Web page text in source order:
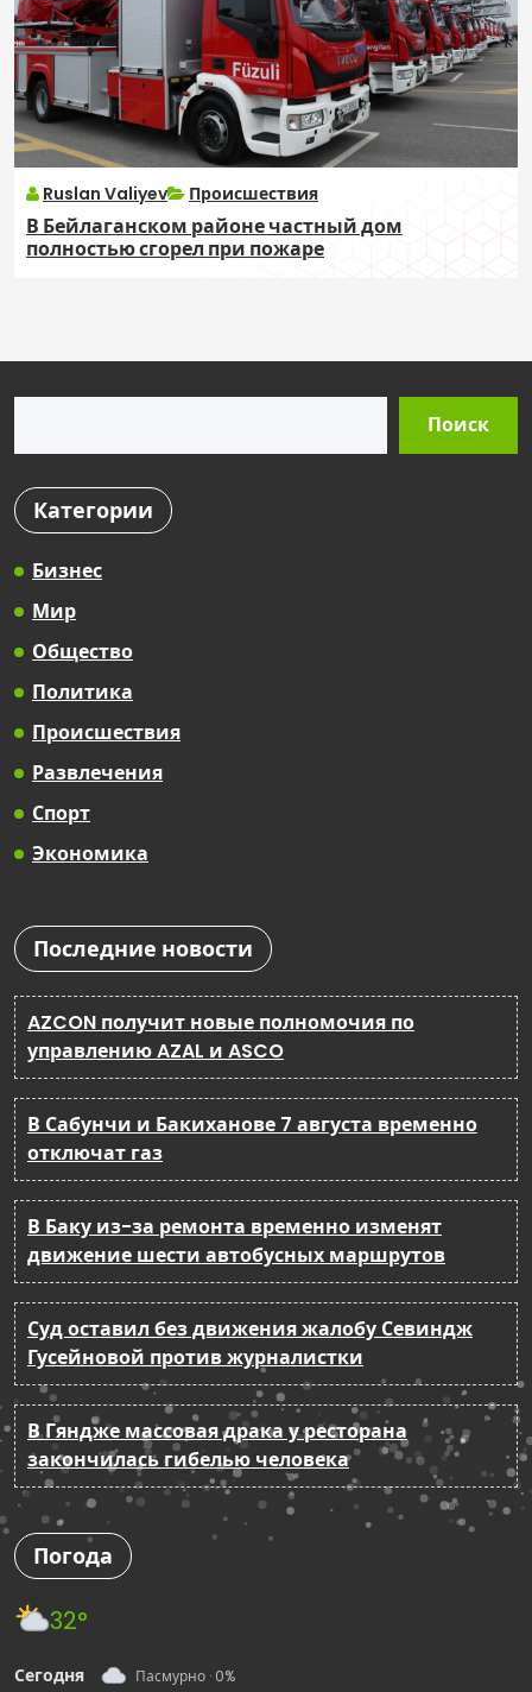
Ruslan Valiyev Происшествия
В Бейлаганском районе частный дом
полностью сгорел при пожаре
Поиск
Категории
Бизнес
Мир
Общество
Политика
Происшествия
Развлечения
Спорт
Экономика
Последние новости
AZCON получит новые полномочия по
управлению AZAL и ASCO
В Сабунчи и Бакиханове 7 августа временно
отключат газ
В Баку из-за ремонта временно изменят
движение шести автобусных маршрутов
Суд оставил без движения жалобу Севиндж
Гусейновой против журналистки
В Гяндже массовая драка у ресторана
закончилась гибелью человека
Погода
32°
Сегодня Пасмурно · 0%